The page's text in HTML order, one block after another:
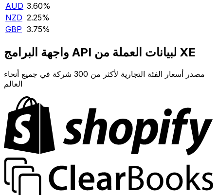
AUD 3.60‎%‎
NZD 2.25‎%‎
GBP 3.75‎%‎
واجهة البرامج API لبيانات العملة من XE
مصدر أسعار الفئة التجارية لأكثر من 300 شركة في جميع أنحاء
العالم